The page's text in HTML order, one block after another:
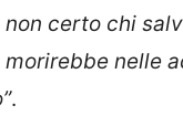
non certo chi
nelle
.